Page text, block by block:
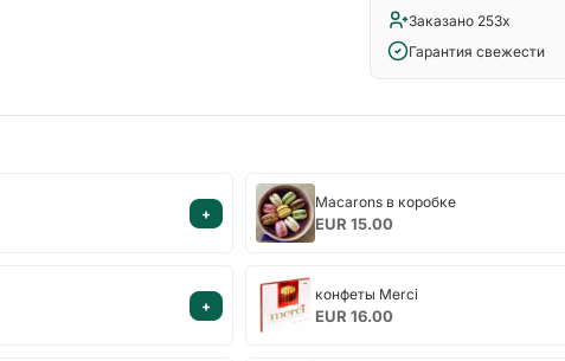
Заказано 253x
Гарантия свежести
+
Macarons
в
коробке
Macarons в коробке
EUR 15.00
+
конфеты
Merci
конфеты Merci
EUR 16.00